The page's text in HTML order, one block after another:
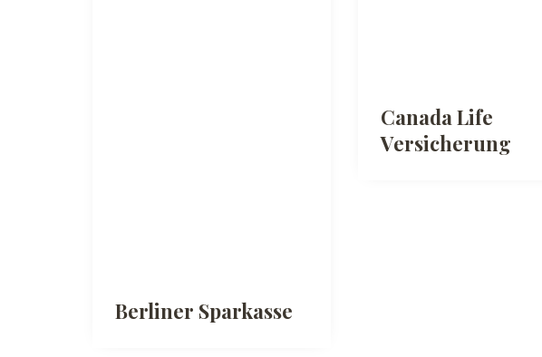
Berliner Sparkasse
Canada Life
Versicherung